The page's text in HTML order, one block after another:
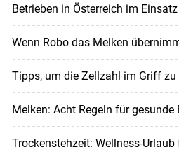
Betrieben in Österreich im Einsatz
Wenn Robo das Melken
Tipps, um die Zellzahl im Griff zu
Melken: Acht Regeln für gesunde
Trockenstehzeit: Wellness-